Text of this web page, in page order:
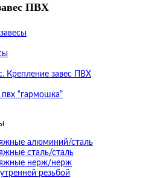
ПВХ
Крепление завес ПВХ
“гармошка”
алюминий/сталь
сталь/сталь
нерж/нерж
резьбой